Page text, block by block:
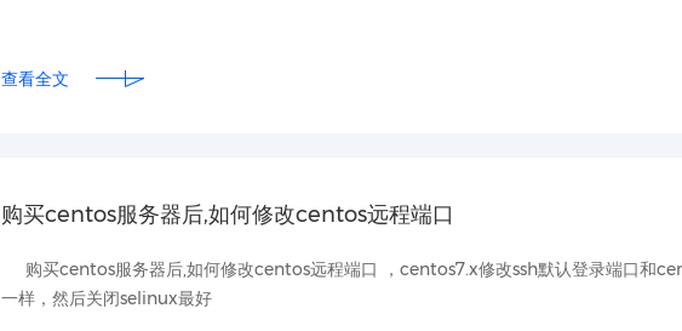
查看全文
购买centos服务器后,如何修改centos远程端口
购买centos服务器后,如何修改centos远程端口 ，centos7.x修改ssh默认登录端口和
一样，然后关闭selinux最好